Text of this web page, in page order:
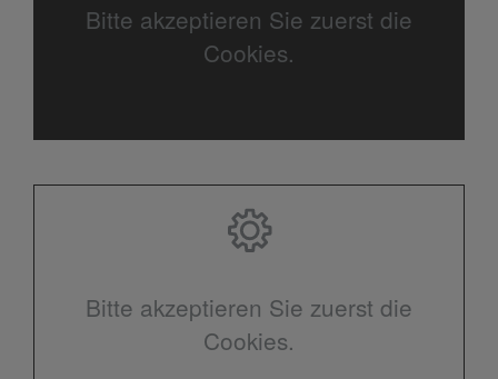
Bitte akzeptieren Sie zuerst die
Cookies.
Bitte akzeptieren Sie zuerst die
Cookies.